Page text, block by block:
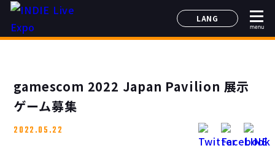
LANG
日本語
한국어
menu
gamescom 2022 Japan Pavilion 展示
ゲーム募集
2022.05.22